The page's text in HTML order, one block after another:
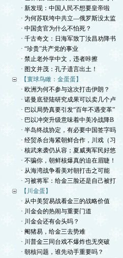
· 新发现：中国人民不想要皇帝啦
· 为何苏联垮中共立—俄罗斯没太监
· 中国贪官为什么不怕死？
· 千古奇文：日海军致丁汝昌劝降书
· “珍贵”共产党的事业
· 禁止老外学中文，违者咔擦
· 图文并茂：孔子遗言出土！
【寰球鸟瞰：金蛋蛋】
· 欧洲为何不参与这次打击伊朗？
· 诺曼底登陆研究成果可以卖几个卢
· 巴以局势真要引发“百年不遇变革”
· 巴以冲突升级意味着中美冷战降B
· 半岛终战协定，有必要中国签字吗
· 经贸杀台海紧朝鲜合作，川戏（习
· 核武来袭仍从容；夏威夷军民好悠
· 不骗你，朝鲜核爆真的迫在眉睫！
· 从海湾战争看美对朝打击之可能
· 习被将军：给金三脸还是自己被打
【川金蛋】
· 从中美贸易战看金三的战略价值
· 川金会的热闹与重要门道
· 川金会还有会头吗？
· 阉猪易，给金三去势难
· 川普金三同台戏不爆炸也无突破
· 朝核问题，谁先动手重要吗？